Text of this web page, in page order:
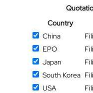
Country
China
EPO
Japan
South Korea
USA